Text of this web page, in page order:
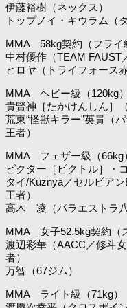
伊藤裕樹（ネックス）
トップノイ・キウラム
（
MMA 58kg契約（フラ
中村優作（TEAM FAUST
ヒロヤ（トライフォース赤
MMA ヘビー級（120kg
貴賢神［たかけんしん］
荒東“怪獣キラー”英貴（
王者）
MMA フェザー級（
ビクター［ビクトル］・
タイ/Kuznya／セルビア
王者）
高木 凌（パラエストラ八
MMA 女子52.5kg契約（
渡辺彩華（AACC／修斗
者）
万智（67ジム）
MMA ライト級（71kg